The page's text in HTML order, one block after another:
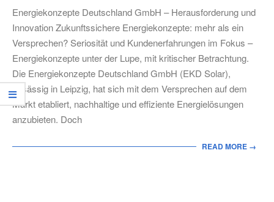
05-
08
Energiekonzepte Deutschland GmbH – Herausforderung und
Innovation Zukunftssichere Energiekonzepte: mehr als ein
Versprechen? Seriosität und Kundenerfahrungen im Fokus –
Energiekonzepte unter der Lupe, mit kritischer Betrachtung.
Die Energiekonzepte Deutschland GmbH (EKD Solar),
ansässig in Leipzig, hat sich mit dem Versprechen auf dem
Markt etabliert, nachhaltige und effiziente Energielösungen
anzubieten. Doch
READ MORE →